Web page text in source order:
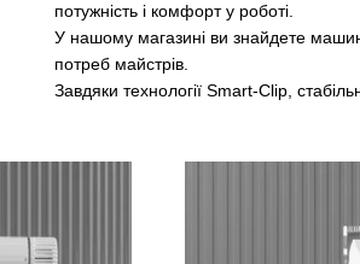
потужність і комфорт у роботі.
У нашому магазині ви знайдете
потреб майстрів.
Завдяки технології Smart-Clip,